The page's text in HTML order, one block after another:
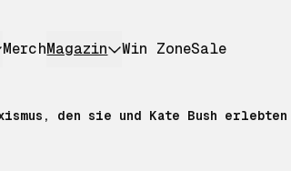
MerchMagazin Win ZoneSale
den sie und Kate Bush erlebten